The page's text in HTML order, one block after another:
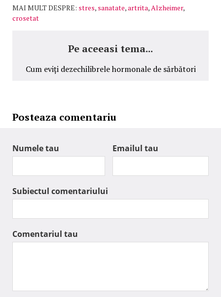
MAI MULT DESPRE: stres, sanatate,artrita,Alzheimer,
crosetat
Pe aceeasi tema...
Cum eviți dezechilibrele hormonale de sărbători
Posteaza comentariu
Numele tau Emailul tau
Subiectul comentariului
Comentariul tau